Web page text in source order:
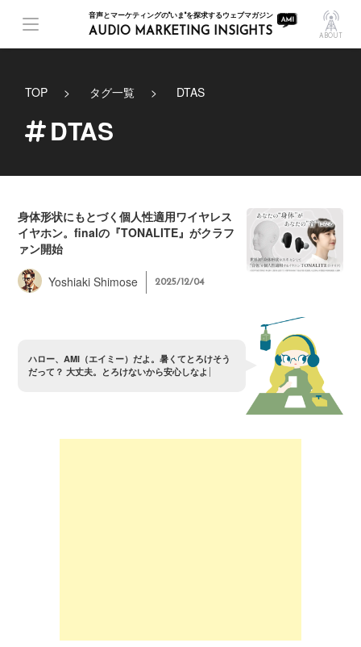
音声とマーケティングの"いま"を探求するウェブマガジン
AUDIO MARKETING INSIGHTS ABOUT
TOP タグ一覧 DTAS
DTAS
身体形状にもとづく個人性適用ワイヤレス
イヤホン。finalの『TONALITE』がクラフ
ァン開始
Yoshiaki Shimose 2025/12/04
ハロー、 AMI（エイ ミ ー） だよ 。 暑く て と ろけそう
だって ？ 大丈夫。 と ろけないから安心しなよ